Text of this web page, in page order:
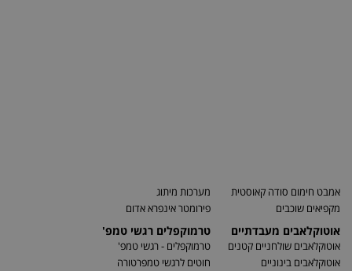
אמבט חימום סודה קאוסטית
מקפיאים שוכבים
אוטוקלאבים מעבדתיים
אוטוקלאבים שולחניים קטנים
אוטוקלאבים בינוניים
מערכות מיתוג
פירומטר אינפרא אדום
טרמוקפלים רגשי טמפ'
טרמוקפלים - רגשי טמפ'
חוטים לרגשי טמפרטורה